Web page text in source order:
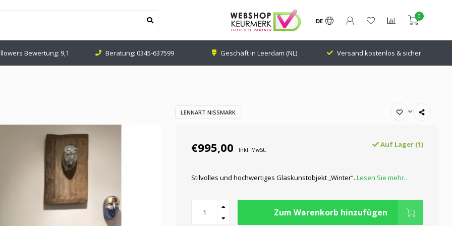
DE
0
0345-637599 Geschäft in Leerdam (NL) Versand kostenlos & sicher 24.000 Followers Bewertung: 9,1
LENNART NISSMARK
€995,00 Inkl. MwSt.
Auf Lager (1)
Stilvolles und hochwertiges Glaskunstobjekt „Winter“. Lesen Sie mehr..
Zum Warenkorb hinzufügen